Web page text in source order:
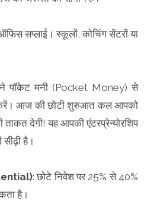
सप्लाई। स्कूलों, कोचिंग सेंटरों या
पॉकेट मनी (Pocket Money) से
करें। आज की छोटी शुरुआत कल आपको
देगी! यह आपकी एंटरप्रेन्योरशिप
है।
: छोटे निवेश पर 25% से 40%
है।